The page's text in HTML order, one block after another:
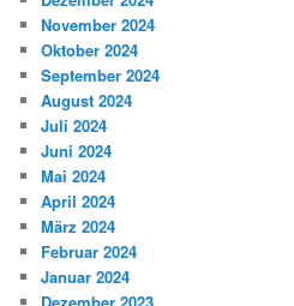
November 2024
Oktober 2024
September 2024
August 2024
Juli 2024
Juni 2024
Mai 2024
April 2024
März 2024
Februar 2024
Januar 2024